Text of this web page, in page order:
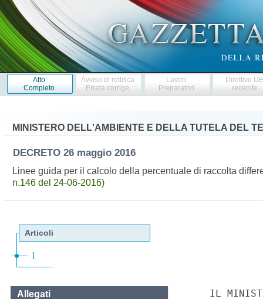
Atto
Completo
Avviso di rettifica
Errata corrige
Lavori
Preparatori
Direttive
recepite
MINISTERO DELL'AMBIENTE E DELLA TUTELA DEL
DECRETO 26 maggio 2016
Linee guida per il calcolo della percentuale di raccolta
n.146 del 24-06-2016)